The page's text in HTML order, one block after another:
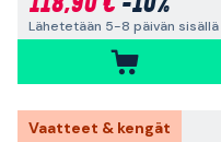
Lähetetään 5-8 päivän sisällä
Vaatteet & kengät